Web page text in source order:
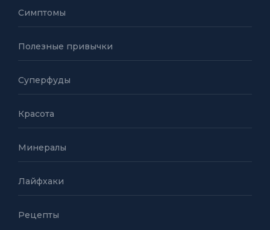
Симптомы
Полезные привычки
Суперфуды
Красота
Минералы
Лайфхаки
Рецепты